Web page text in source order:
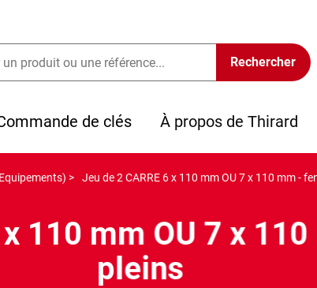
de clés À propos de Thirard
> Jeu de 2 CARRE 6 x 110 mm OU 7 x 110 mm -
110 mm OU 7 x
pleins